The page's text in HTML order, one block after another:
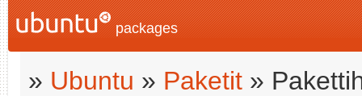
packages
» Ubuntu » Paketit »